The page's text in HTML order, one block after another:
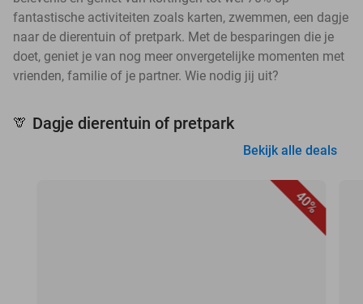
fantastische activiteiten zoals karten, zwemmen, een dagje
naar de dierentuin of pretpark. Met de besparingen die je
doet, geniet je van nog meer onvergetelijke momenten met
vrienden, familie of je partner. Wie nodig jij uit?
🦒 Dagje dierentuin of pretpark
Bekijk alle deals
40%